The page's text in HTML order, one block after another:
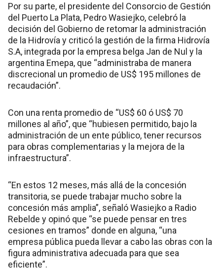
Por su parte, el presidente del Consorcio de Gestión
del Puerto La Plata, Pedro Wasiejko, celebró la
decisión del Gobierno de retomar la administración
de la Hidrovía y criticó la gestión de la firma Hidrovía
S.A, integrada por la empresa belga Jan de Nul y la
argentina Emepa, que “administraba de manera
discrecional un promedio de US$ 195 millones de
recaudación”.
Con una renta promedio de “US$ 60 ó US$ 70
millones al año”, que “hubiesen permitido, bajo la
administración de un ente público, tener recursos
para obras complementarias y la mejora de la
infraestructura”.
“En estos 12 meses, más allá de la concesión
transitoria, se puede trabajar mucho sobre la
concesión más amplia”, señaló Wasiejko a Radio
Rebelde y opinó que “se puede pensar en tres
cesiones en tramos” donde en alguna, “una
empresa pública pueda llevar a cabo las obras con la
figura administrativa adecuada para que sea
eficiente”.